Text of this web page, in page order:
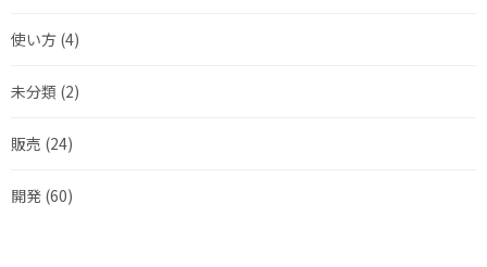
使い方 (4)
未分類 (2)
販売 (24)
開発 (60)